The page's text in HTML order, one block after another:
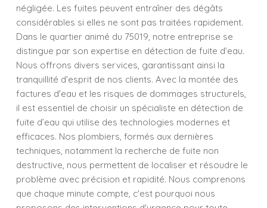
négligée. Les fuites peuvent entraîner des dégâts
considérables si elles ne sont pas traitées rapidement.
Dans le quartier animé du 75019, notre entreprise se
distingue par son expertise en détection de fuite d’eau.
Nous offrons divers services, garantissant ainsi la
tranquillité d'esprit de nos clients. Avec la montée des
factures d'eau et les risques de dommages structurels,
il est essentiel de choisir un spécialiste en détection de
fuite d’eau qui utilise des technologies modernes et
efficaces. Nos plombiers, formés aux dernières
techniques, notamment la recherche de fuite non
destructive, nous permettent de localiser et résoudre le
problème avec précision et rapidité. Nous comprenons
que chaque minute compte, c'est pourquoi nous